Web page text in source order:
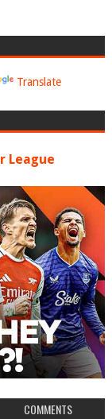
Translate
League
COMMENTS